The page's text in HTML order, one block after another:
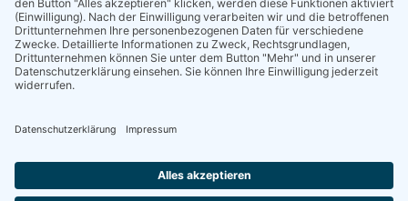
NEWSLETTER
Neuigkeiten rund um die Geriatrie und die DGG – regelmäßig in Ihrem
Postfach.
Die Zeitschrift für Gerontologie und Geriatrie informiert über Neues aus